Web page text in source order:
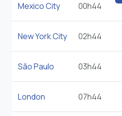
Mexico City 00h44
New York City 02h44
São Paulo 03h44
London 07h44